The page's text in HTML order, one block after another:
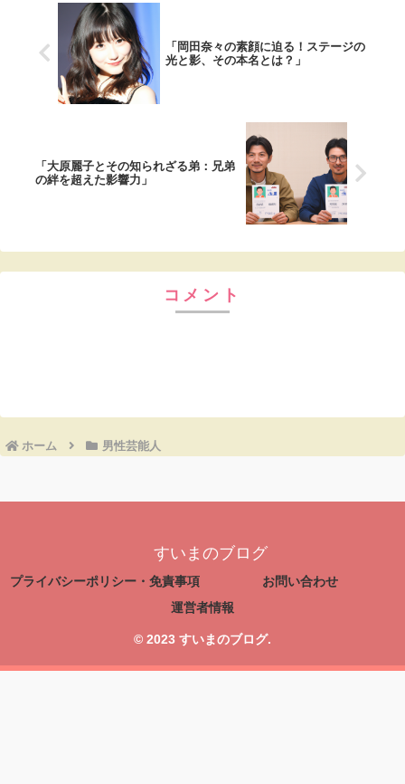
「岡田奈々の素顔に迫る！ステージの
光と影、その本名とは？」
「大原麗子とその知られざる弟：兄弟
の絆を超えた影響力」
コメント
ホーム 男性芸能人
すいまのブログ
プライバシーポリシー・免責事項
お問い合わせ
運営者情報
© 2023 すいまのブログ.